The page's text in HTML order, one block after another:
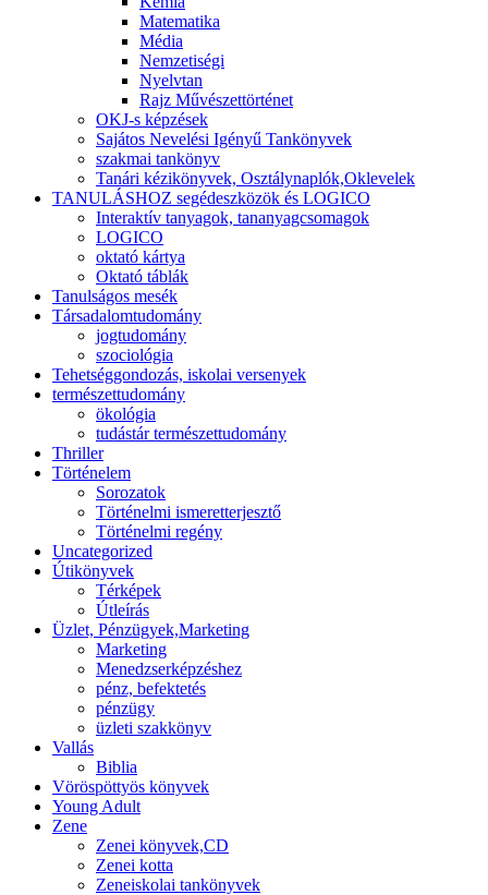
Matematika
Média
Nemzetiségi
Nyelvtan
Rajz Művészettörténet
OKJ-s képzések
Sajátos Nevelési Igényű Tankönyvek
szakmai tankönyv
Tanári kézikönyvek, Osztálynaplók,Oklevelek
TANULÁSHOZ segédeszközök és LOGICO
Interaktív tanyagok, tananyagcsomagok
LOGICO
oktató kártya
Oktató táblák
Tanulságos mesék
Társadalomtudomány
jogtudomány
szociológia
Tehetséggondozás, iskolai versenyek
természettudomány
ökológia
tudástár természettudomány
Thriller
Történelem
Sorozatok
Történelmi ismeretterjesztő
Történelmi regény
Uncategorized
Útikönyvek
Térképek
Útleírás
Üzlet, Pénzügyek,Marketing
Marketing
Menedzserképzéshez
pénz, befektetés
pénzügy
üzleti szakkönyv
Vallás
Biblia
Vöröspöttyös könyvek
Young Adult
Zene
Zenei könyvek,CD
Zenei kotta
Zeneiskolai tankönyvek